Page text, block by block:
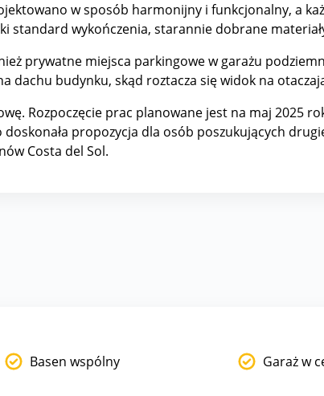
w sposób harmonijny i funkcjonalny, a
standard wykończenia, starannie dobrane
prywatne miejsca parkingowe w garażu
dachu budynku, skąd roztacza się widok na
Rozpoczęcie prac planowane jest na maj 2025
propozycja dla osób poszukujących
Costa del Sol.
Basen wspólny Garaż w